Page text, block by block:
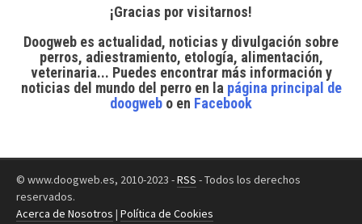
¡Gracias por visitarnos!
Doogweb es actualidad, noticias y divulgación sobre
perros, adiestramiento, etología, alimentación,
veterinaria... Puedes encontrar más información y
noticias del mundo del perroen la página principal de
doogweb o en Facebook
© www.doogweb.es, 2010-2023 -RSS - Todos los derechos
reservados.
Acerca de Nosotros | Política de Cookies